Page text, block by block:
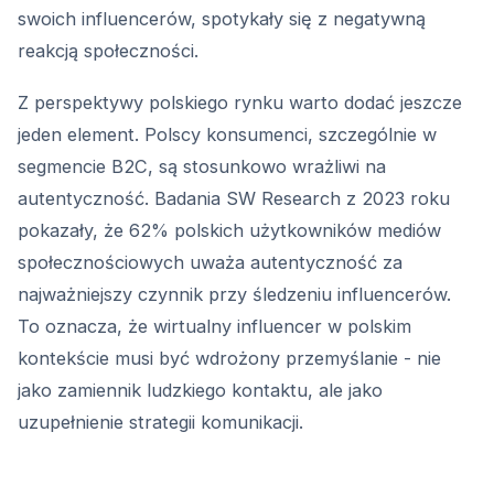
swoich influencerów, spotykały się z negatywną
reakcją społeczności.
Z perspektywy polskiego rynku warto dodać jeszcze
jeden element. Polscy konsumenci, szczególnie w
segmencie B2C, są stosunkowo wrażliwi na
autentyczność. Badania SW Research z 2023 roku
pokazały, że 62% polskich użytkowników mediów
społecznościowych uważa autentyczność za
najważniejszy czynnik przy śledzeniu influencerów.
To oznacza, że wirtualny influencer w polskim
kontekście musi być wdrożony przemyślanie - nie
jako zamiennik ludzkiego kontaktu, ale jako
uzupełnienie strategii komunikacji.